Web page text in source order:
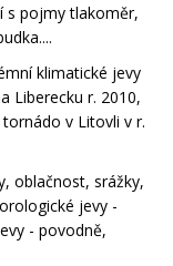
s pojmy tlakoměr,
klimatické jevy
Liberecku r. 2010,
v Litovli v r.
oblačnost, srážky,
jevy -
- povodně,